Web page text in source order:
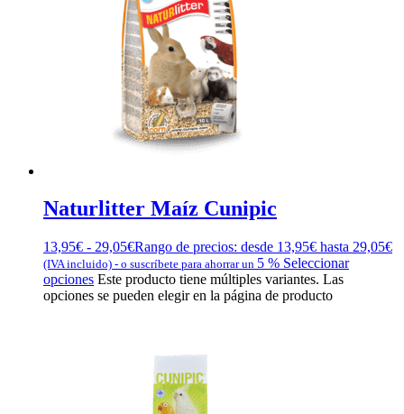
Naturlitter Maíz Cunipic
13,95€ - 29,05€Rango de precios: desde 13,95€ hasta 29,05€
(IVA incluido) - o suscríbete para ahorrar un 5 % Seleccionar
opciones Este producto tiene múltiples variantes. Las
opciones se pueden elegir en la página de producto